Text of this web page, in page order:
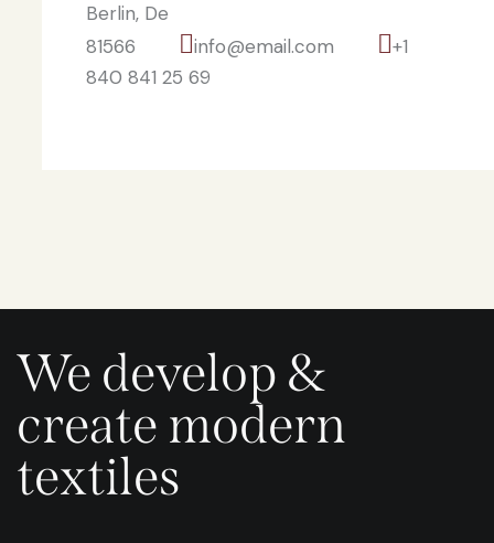
Berlin, De
81566
info@email.com
+1
840 841 25 69
We develop &
create modern
textiles